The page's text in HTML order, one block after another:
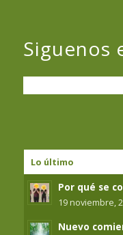
Siguenos
Lo último
Por qué se
19 noviembre,
Nuevo